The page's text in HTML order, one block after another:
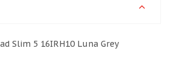
Slim 5 16IRH10 Luna Grey